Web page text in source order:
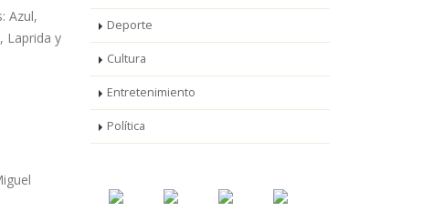
Azul,
Laprida y
Deporte
Cultura
Entretenimiento
Política